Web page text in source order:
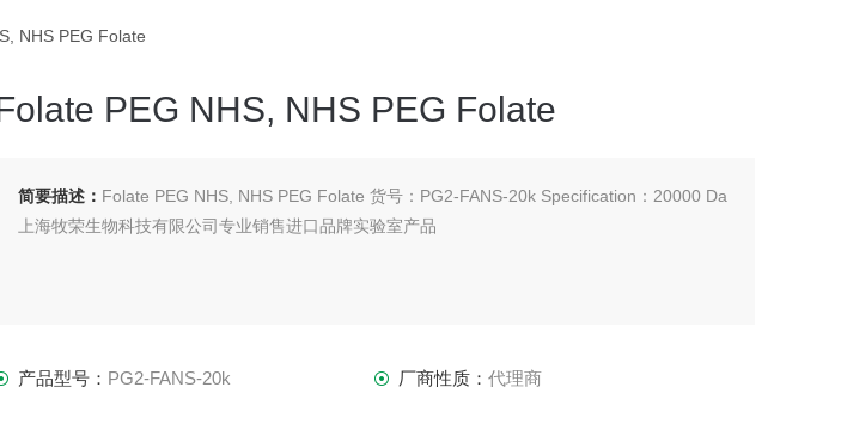
NHS PEG Folate
PEG NHS, NHS PEG Folate
简要描述： Folate PEG NHS, NHS PEG Folate 货号：PG2-FANS-20k Specification：20000 Da
上海牧荣生物科技有限公司专业销售进口品牌实验室产品
产品型号： PG2-FANS-20k 厂商性质： 代理商